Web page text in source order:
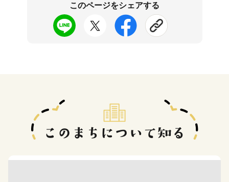
このページをシェアする